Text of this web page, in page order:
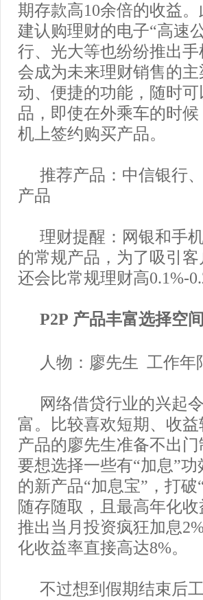
期存款高10余倍的收益
建认购理财的电子“高速
行、光大等也纷纷推出
会成为未来理财销售的
动、便捷的功能，随时
品，即使在外乘车的时
机上签约购买产品。
推荐产品：中信银行
产品
理财提醒：网银和手
的常规产品，为了吸引
还会比常规理财高0.1%-
P2P 产品丰富选择空
人物：廖先生 工作年
网络借贷行业的兴起
富。比较喜欢短期、收
产品的廖先生准备不出
要想选择一些有“加息”
的新产品“加息宝”，打
随存随取，且最高年化
推出当月投资疯狂加息
化收益率直接高达8%。
不过想到假期结束后